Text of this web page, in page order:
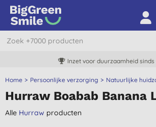
Inzet voor duurzaamheid sinds
Home Persoonlijke verzorging Natuurlijke
Hurraw Boabab Banana
Alle Hurraw producten